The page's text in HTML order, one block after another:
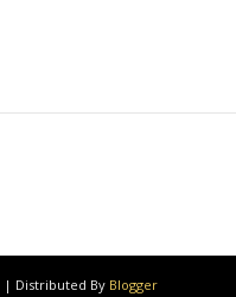
| Distributed By Blogger